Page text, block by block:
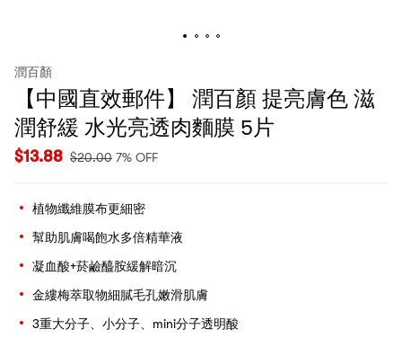
潤百顏
【中國直效郵件】 潤百顏 提亮膚色 滋
潤舒緩 水光亮透肉麵膜 5片
$13.88 $20.00 7% OFF
植物纖維膜布更細密
幫助肌膚喝飽水多倍精華液
凝血酸+菸鹼醯胺緩解暗沉
金縷梅萃取物細膩毛孔嫩滑肌膚
3重大分子、小分子、mini分子透明酸